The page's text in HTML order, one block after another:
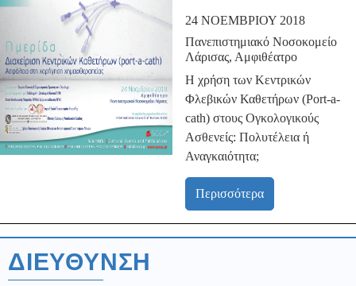
24 ΝΟΕΜΒΡΊΟΥ 2018
Πανεπιστημιακό Νοσοκομείο
Λάρισας, Αμφιθέατρο
Η χρήση των Κεντρικών
Φλεβικών Καθετήρων (Port-a-
cath) στους Ογκολογικούς
Ασθενείς: Πολυτέλεια ή
Αναγκαιότητα;
Περισσότερα
ΔΙΕΥΘΥΝΣΗ